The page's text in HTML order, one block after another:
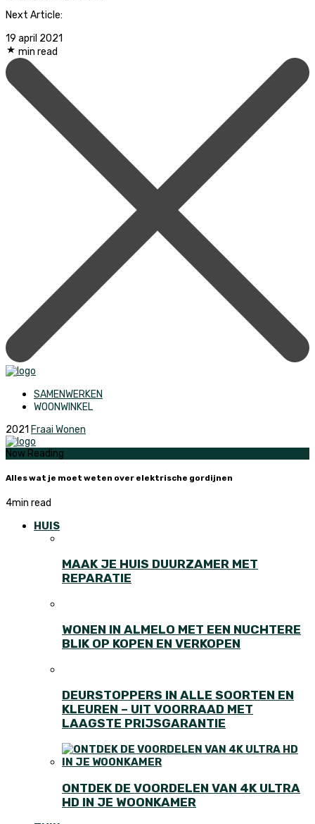
Next Article:
19 april 2021
min read
SAMENWERKEN
WOONWINKEL
2021 Fraai Wonen
Now Reading
Alles wat je moet weten over elektrische gordijnen
4min read
HUIS
MAAK JE HUIS DUURZAMER MET
REPARATIE
WONEN IN ALMELO MET EEN NUCHTERE
BLIK OP KOPEN EN VERKOPEN
DEURSTOPPERS IN ALLE SOORTEN EN
KLEUREN – UIT VOORRAAD MET
LAAGSTE PRIJSGARANTIE
ONTDEK DE VOORDELEN VAN 4K ULTRA
HD IN JE WOONKAMER